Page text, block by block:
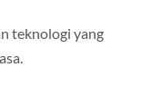
teknologi yang